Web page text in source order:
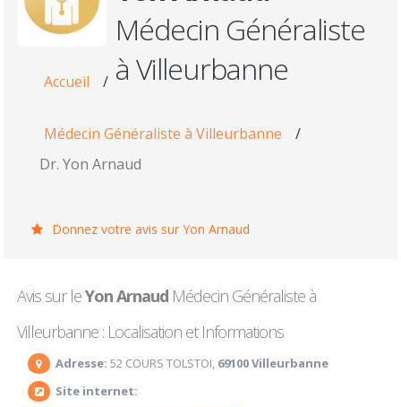
Médecin Généraliste
à Villeurbanne
Accueil /
Médecin Généraliste à Villeurbanne
/
Dr. Yon Arnaud
Donnez votre avis sur Yon Arnaud
Avis sur leYon Arnaud Médecin Généraliste à
Villeurbanne : Localisation et Informations
Adresse: 52 COURS TOLSTOI, 69100 Villeurbanne
Site internet: